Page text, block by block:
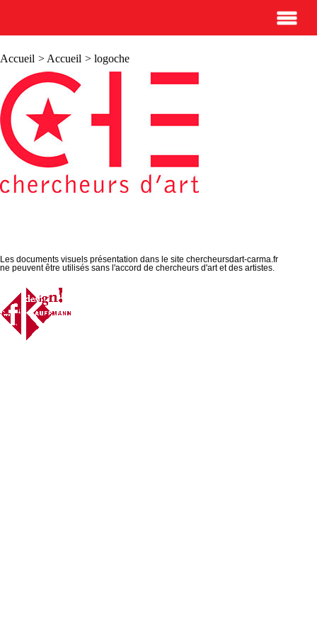
Accueil > Accueil > logoche
Les documents visuels présentation dans le site chercheursdart-carma.fr
ne peuvent être utilisés sans l'accord de chercheurs d'art et des artistes.